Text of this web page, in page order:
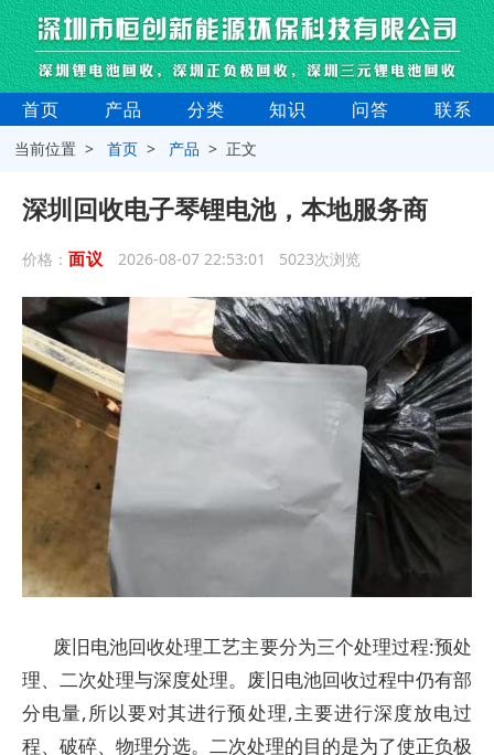
首页 产品 分类 知识 问答 联系
当前位置 >首页 > 产品 > 正文
深圳回收电子琴锂电池，本地服务商
价格： 面议 2026-08-07 22:53:01 5023次浏览
废旧电池回收处理工艺主要分为三个处理过程:预处
理、二次处理与深度处理。废旧电池回收过程中仍有部
分电量,所以要对其进行预处理,主要进行深度放电过
程、破碎、物理分选。二次处理的目的是为了使正负极